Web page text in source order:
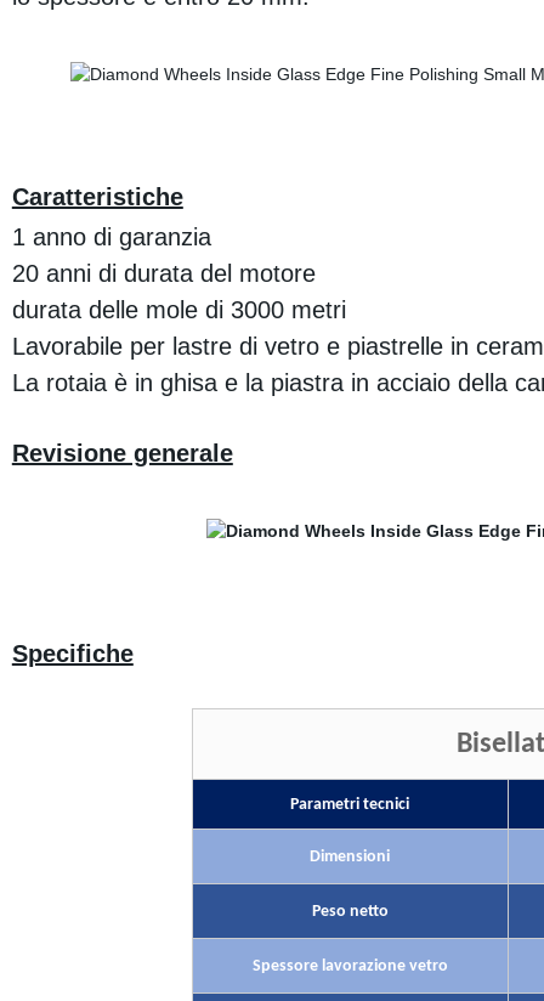
Caratteristiche
1 anno di garanzia
20 anni di durata del motore
durata delle mole di 3000 metri
Lavorabile per lastre di vetro e piastrelle in
La rotaia è in ghisa e la piastra in acciaio della
Revisione generale
Specifiche
Parametri tecnici
Dimensioni
Peso netto
Spessore lavorazione vetro